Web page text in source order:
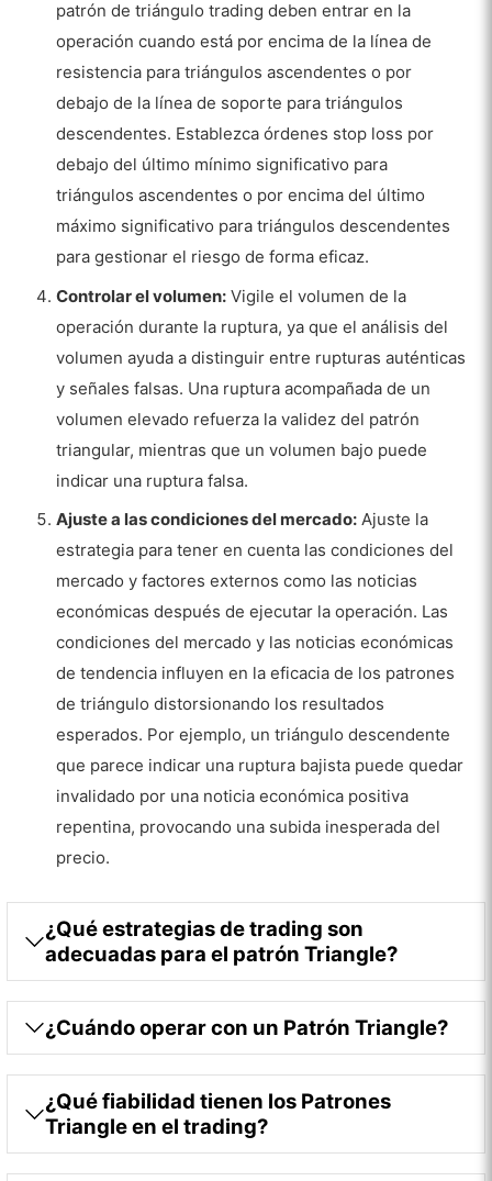
patrón de triángulo trading deben entrar en la
operación cuando está por encima de la línea de
resistencia para triángulos ascendentes o por
debajo de la línea de soporte para triángulos
descendentes. Establezca órdenes stop loss por
debajo del último mínimo significativo para
triángulos ascendentes o por encima del último
máximo significativo para triángulos descendentes
para gestionar el riesgo de forma eficaz.
Controlar el volumen: Vigile el volumen de la
operación durante la ruptura, ya que el análisis del
volumen ayuda a distinguir entre rupturas auténticas
y señales falsas. Una ruptura acompañada de un
volumen elevado refuerza la validez del patrón
triangular, mientras que un volumen bajo puede
indicar una ruptura falsa.
Ajuste a las condiciones del mercado: Ajuste la
estrategia para tener en cuenta las condiciones del
mercado y factores externos como las noticias
económicas después de ejecutar la operación. Las
condiciones del mercado y las noticias económicas
de tendencia influyen en la eficacia de los patrones
de triángulo distorsionando los resultados
esperados. Por ejemplo, un triángulo descendente
que parece indicar una ruptura bajista puede quedar
invalidado por una noticia económica positiva
repentina, provocando una subida inesperada del
precio.
¿Qué estrategias de trading son
adecuadas para el patrón Triangle?
¿Cuándo operar con un Patrón Triangle?
¿Qué fiabilidad tienen los Patrones
Triangle en el trading?